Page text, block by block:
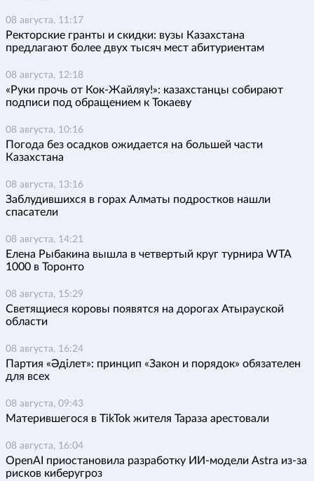
08 августа, 11:17
Ректорские гранты и скидки: вузы Казахстана
предлагают более двух тысяч мест абитуриентам
08 августа, 12:18
«Руки прочь от Кок-Жайляу!»: казахстанцы собирают
подписи под обращением к Токаеву
08 августа, 10:16
Погода без осадков ожидается на большей части
Казахстана
08 августа, 13:16
Заблудившихся в горах Алматы подростков нашли
спасатели
08 августа, 14:21
Елена Рыбакина вышла в четвертый круг турнира WTA
1000 в Торонто
08 августа, 15:29
Светящиеся коровы появятся на дорогах Атырауской
области
08 августа, 16:24
Партия «Әділет»: принцип «Закон и порядок» обязателен
для всех
08 августа, 09:43
Матерившегося в TikTok жителя Тараза арестовали
08 августа, 16:04
OpenAI приостановила разработку ИИ-модели Astra из-за
рисков киберугроз